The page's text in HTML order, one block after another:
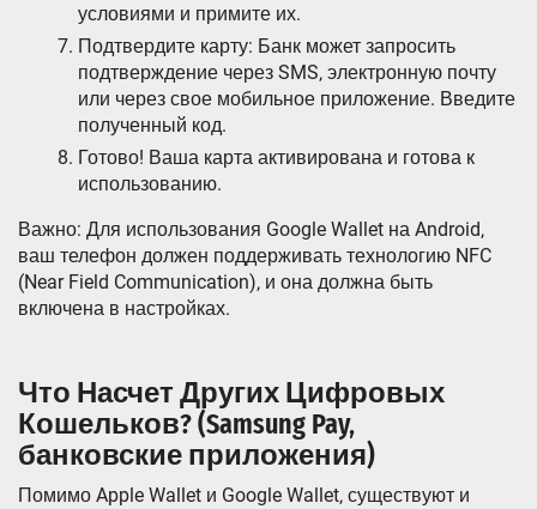
условиями и примите их.
Подтвердите карту: Банк может запросить
подтверждение через SMS‚ электронную почту
или через свое мобильное приложение. Введите
полученный код.
Готово! Ваша карта активирована и готова к
использованию.
Важно: Для использования Google Wallet на Android‚
ваш телефон должен поддерживать технологию NFC
(Near Field Communication)‚ и она должна быть
включена в настройках.
Что Насчет Других Цифровых
Кошельков? (Samsung Pay‚
банковские приложения)
Помимо Apple Wallet и Google Wallet‚ существуют и